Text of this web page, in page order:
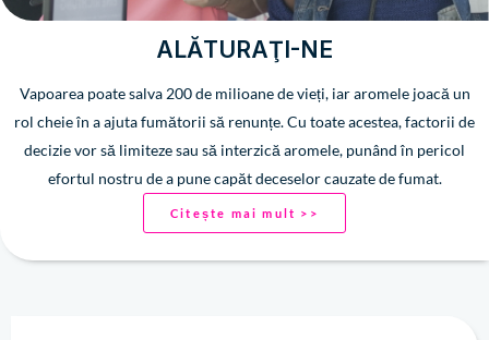
ALĂTURAŢI-NE
Vapoarea poate salva 200 de milioane de vieți, iar aromele joacă un
rol cheie în a ajuta fumătorii să renunțe. Cu toate acestea, factorii de
decizie vor să limiteze sau să interzică aromele, punând în pericol
efortul nostru de a pune capăt deceselor cauzate de fumat.
Citește mai mult >>